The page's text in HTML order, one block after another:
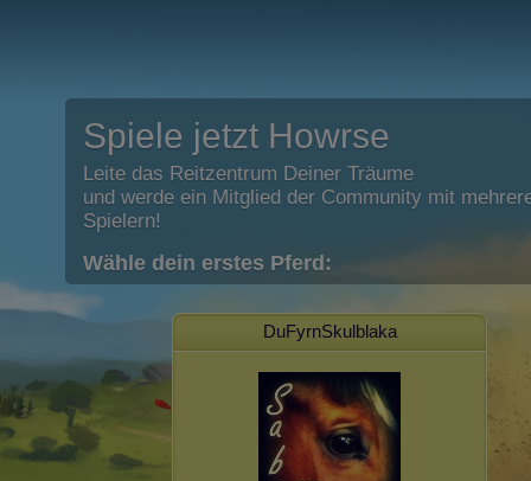
Spiele jetzt Howrse
Leite das Reitzentrum Deiner Träume
und werde ein Mitglied der Community mit
Spielern!
Wähle dein erstes Pferd:
DuFyrnSkulblaka